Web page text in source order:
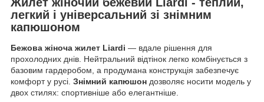
легкий і універсальний зі знімним
капюшоном
Бежова жіноча жилет Liardi — вдале рішення для
прохолодних днів. Нейтральний відтінок легко комбінується з
базовим гардеробом, а продумана конструкція забезпечує
комфорт у русі. Знімний капюшон дозволяє носити модель у
двох стилях: спортивніше або елегантніше.